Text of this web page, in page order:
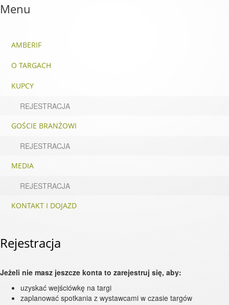
Menu
AMBERIF
O TARGACH
KUPCY
REJESTRACJA
GOŚCIE BRANŻOWI
REJESTRACJA
MEDIA
REJESTRACJA
KONTAKT I DOJAZD
Rejestracja
Jeżeli nie masz jeszcze konta to zarejestruj się, aby:
uzyskać wejściówkę na targi
zaplanować spotkania z wystawcami w czasie targów